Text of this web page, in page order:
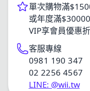
單次購物滿
或年度滿
VIP享會員優惠
客服專線
0981 190 347
02 2256 4567
LINE: @wii.tw